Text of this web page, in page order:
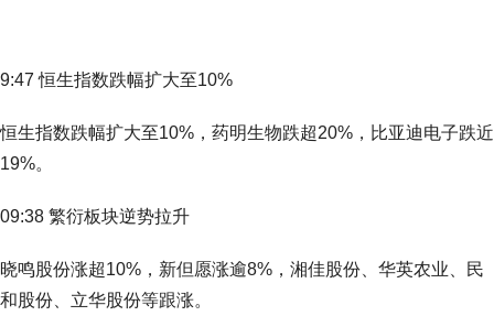
9:47 恒生指数跌幅扩大至10%
恒生指数跌幅扩大至10%，药明生物跌超20%，比亚迪电子跌近
19%。
09:38 繁衍板块逆势拉升
晓鸣股份涨超10%，新但愿涨逾8%，湘佳股份、华英农业、民
和股份、立华股份等跟涨。